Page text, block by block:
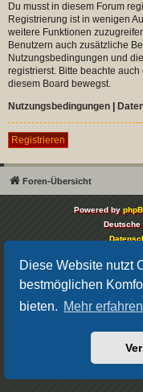
Diese Website nutzt
bestmöglichen
bieten. Mehr erfahren
Du musst in diesem Forum
Registrierung ist in wenigen
weitere Funktionen
Benutzern auch zusätzliche
Nutzungsbedingungen und
registrierst. Bitte beachte
diesem Board bewegst.
Nutzungsbedingungen
Registrieren
Foren-Übersicht
Powered by